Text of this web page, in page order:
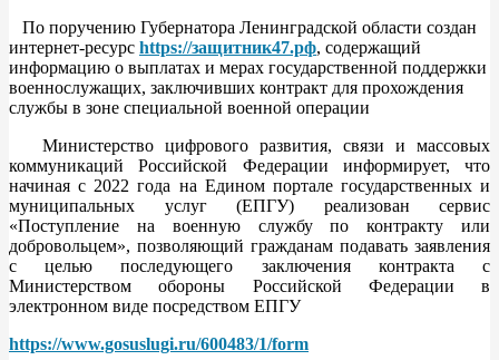
По поручению Губернатора Ленинградской области создан
интернет-ресурс https://защитник47.рф, содержащий
информацию о выплатах и мерах государственной поддержки
военнослужащих, заключивших контракт для прохождения
службы в зоне специальной военной операции
Министерство цифрового развития, связи и массовых
коммуникаций Российской Федерации информирует, что
начиная с 2022 года на Едином портале государственных и
муниципальных услуг (ЕПГУ) реализован сервис
«Поступление на военную службу по контракту или
добровольцем», позволяющий гражданам подавать заявления
с целью последующего заключения контракта с
Министерством обороны Российской Федерации в
электронном виде посредством ЕПГУ
https://www.gosuslugi.ru/600483/1/form